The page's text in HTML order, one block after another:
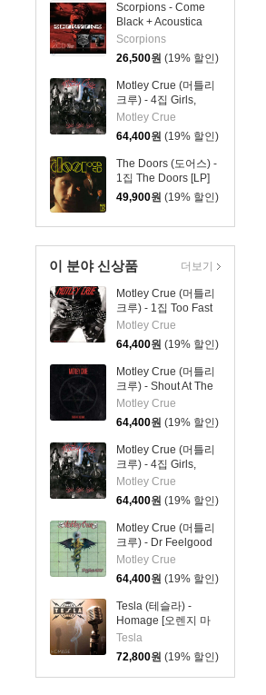
Scorpions - Come
Black + Acoustica
(2CD Original
Albums)
Scorpions
26,500원 (19% 할인)
Motley Crue (머틀리
크루) - 4집 Girls,
Girls, Girls [LP]
Motley Crue
64,400원 (19% 할인)
The Doors (도어스) -
1집 The Doors [LP]
49,900원 (19% 할인)
이 분야 신상품
Motley Crue (머틀리
크루) - 1집 Too Fast
For Love [LP]
Motley Crue
64,400원 (19% 할인)
Motley Crue (머틀리
크루) - Shout At The
Devil [LP]
Motley Crue
64,400원 (19% 할인)
Motley Crue (머틀리
크루) - 4집 Girls,
Girls, Girls [LP]
Motley Crue
64,400원 (19% 할인)
Motley Crue (머틀리
크루) - Dr Feelgood
[LP]
Motley Crue
64,400원 (19% 할인)
Tesla (테슬라) -
Homage [오렌지 마
블 컬러 2LP]
Tesla
72,800원 (19% 할인)
더보기